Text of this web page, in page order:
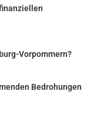
Vorpommern?
Bedrohungen